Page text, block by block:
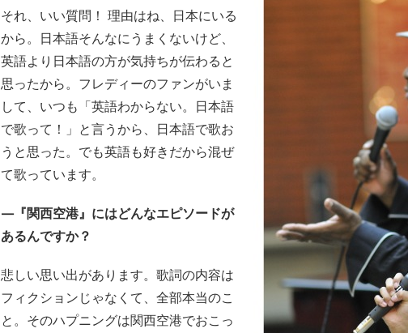
それ、いい質問！ 理由はね、日本にいる
から。日本語そんなにうまくないけど、
英語より日本語の方が気持ちが伝わると
思ったから。フレディーのファンがいま
して、いつも「英語わからない。日本語
で歌って！」と言うから、日本語で歌お
うと思った。でも英語も好きだから混ぜ
て歌っています。
—『関西空港』にはどんなエピソードが
あるんですか？
悲しい思い出があります。歌詞の内容は
フィクションじゃなくて、全部本当のこ
と。そのハプニングは関西空港でおこっ